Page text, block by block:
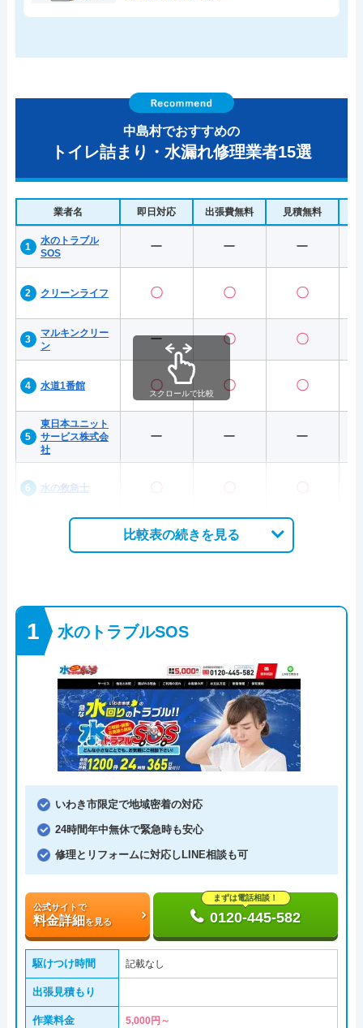
中島村でおすすめの
トイレ詰まり・水漏れ修理業者15選
業者名 即日対応 出張費無料 見積無料
水のトラブル
SOS
ー ー ー
クリーンライフ 〇 〇 〇
マルキンクリー
ン
ー 〇 〇
水道1番館 〇 〇 〇
東日本ユニット
サービス株式会
社
ー ー ー
水の救急士 〇 〇 〇
スクロールで比較
比較表の続きを見る
水のトラブルSOS
いわき市限定で地域密着の対応
24時間年中無休で緊急時も安心
修理とリフォームに対応しLINE相談も可
公式サイトで
料金詳細を見る
まずは電話相談！
0120-445-582
駆けつけ時間 記載なし
出張見積もり
作業料金 5,000円～